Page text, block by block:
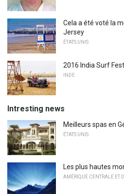
Cela a été voté la
Jersey
ÉTATS UNIS
2016 India Surf
INDE
Intresting news
Meilleurs spas en
ÉTATS UNIS
Les plus hautes
AMÉRIQUE CENTRALE ET